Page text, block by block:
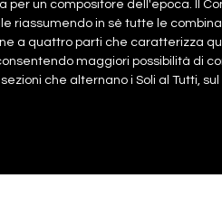
per un compositore dell'epoca. Il
riassumendo in sè tutte le
a quattro parti che caratterizza
maggiori possibilità di
che alternano i Soli al Tutti,